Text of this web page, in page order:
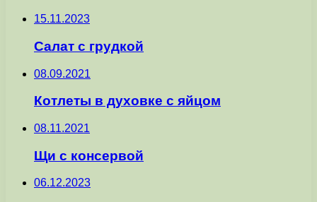
15.11.2023
Салат с грудкой
08.09.2021
Котлеты в духовке с яйцом
08.11.2021
Щи с консервой
06.12.2023